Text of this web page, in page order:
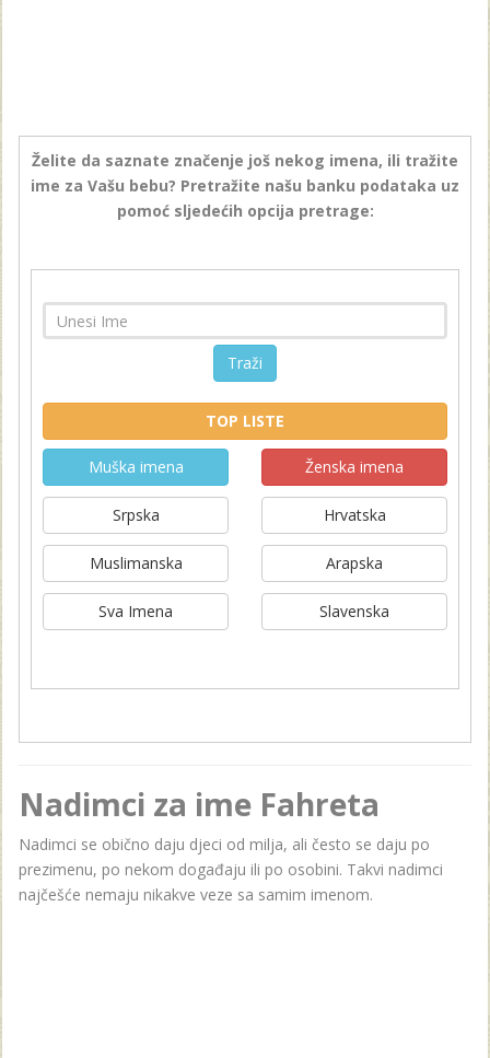
Želite da saznate značenje još nekog imena, ili tražite
ime za Vašu bebu? Pretražite našu banku podataka uz
pomoć sljedećih opcija pretrage:
Traži
TOP LISTE
Muška imena Ženska imena
Srpska Hrvatska
Muslimanska Arapska
Sva Imena Slavenska
Nadimci za ime Fahreta
Nadimci se obično daju djeci od milja, ali često se daju po
prezimenu, po nekom događaju ili po osobini. Takvi nadimci
najčešće nemaju nikakve veze sa samim imenom.